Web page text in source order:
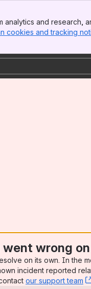
and research,
cookies and tracking
wrong
on its own. In the
incident reported
our support team